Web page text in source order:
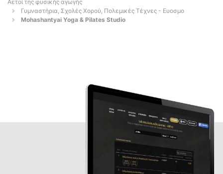
Αετοί της φυσικής αγωγής
Γυμναστήρια, Σχολές Χορού, Πολεμικές Τέχνες - Ευοσμο
Mohashantyai Yoga & Pilates Studio